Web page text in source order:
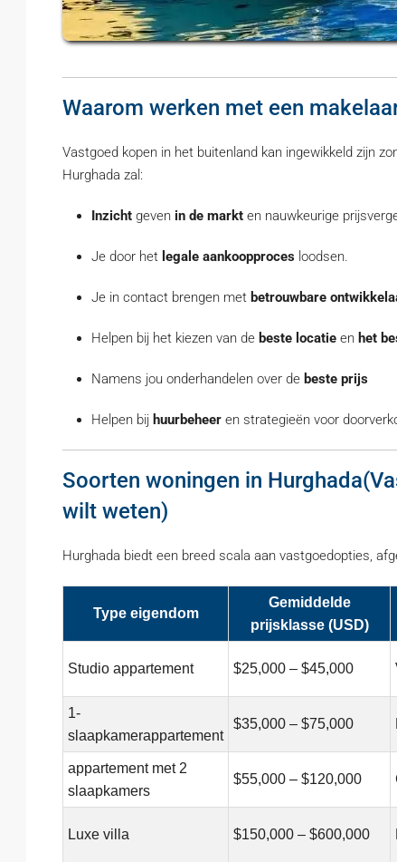
Waarom werken met een
Vastgoed kopen in het buitenland kan ingewikkeld zijn
Hurghada zal:
Inzicht geven in de markt en nauwkeurige
Je door het legale aankoopproces loodsen.
Je in contact brengen met betrouwbare
Helpen bij het kiezen van de beste locatie en het
Namens jou onderhandelen over de beste prijs
Helpen bij huurbeheer en strategieën voor
Soorten woningen in
wilt weten)
Hurghada biedt een breed scala aan vastgoedopties,
Type eigendom
Gemiddelde
prijsklasse (USD)
Studio appartement $25,000 – $45,000
1-
slaapkamerappartement
$35,000 – $75,000
appartement met 2
slaapkamers
$55,000 – $120,000
Luxe villa $150,000 – $600,000